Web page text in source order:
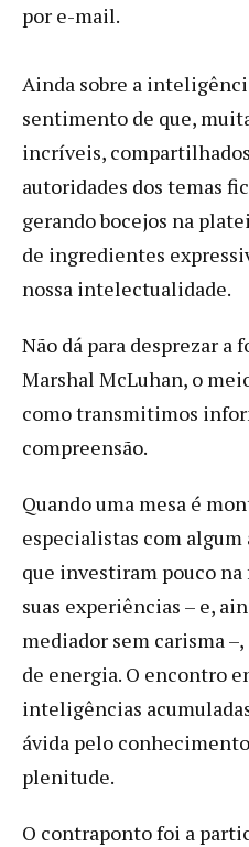
por e-mail.
Ainda sobre a
sentimento de que,
incríveis,
autoridades dos temas
gerando bocejos na
de ingredientes
nossa intelectualidade.
Não dá para desprezar a
Marshal McLuhan, o
como transmitimos
compreensão.
Quando uma mesa é
especialistas com
que investiram pouco
suas experiências – e,
mediador sem carisma
de energia. O encontro
inteligências
ávida pelo
plenitude.
O contraponto foi a